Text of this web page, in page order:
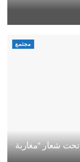
مجتمع
تحت شعار “مغاربة